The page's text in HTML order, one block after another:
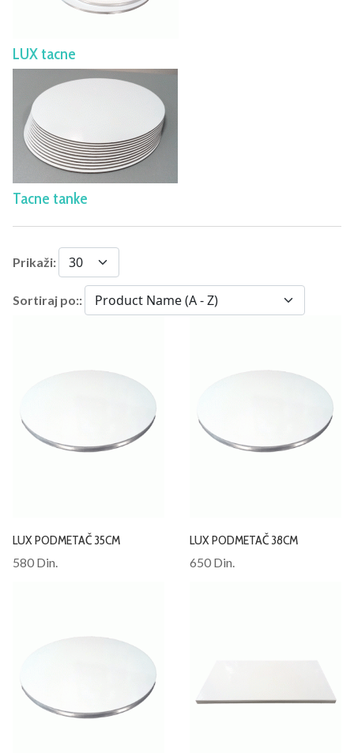
LUX tacne
Tacne tanke
Prikaži:
Sortiraj po::
LUX PODMETAČ 35CM
580 Din.
LUX PODMETAČ 38CM
650 Din.